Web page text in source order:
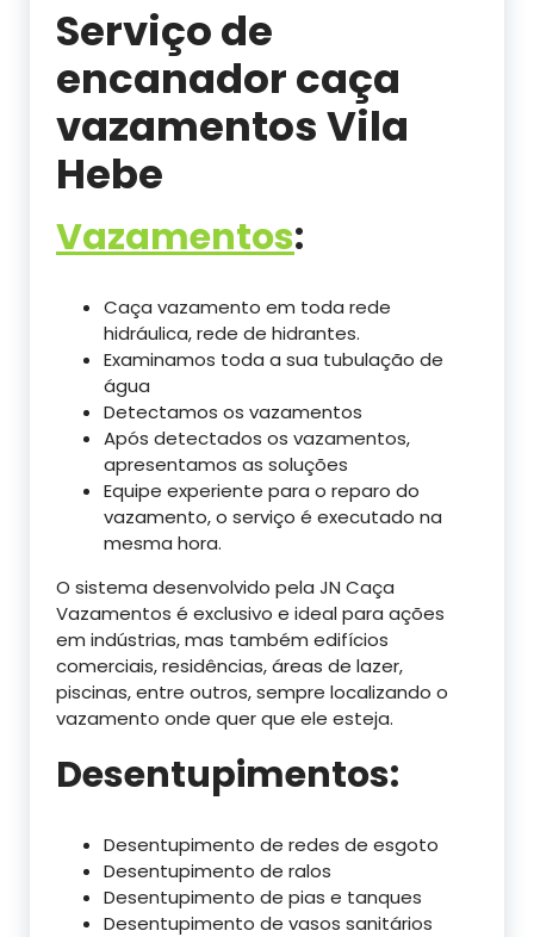
Serviço de
encanador caça
vazamentos Vila
Hebe
Vazamentos:
Caça vazamento em toda rede
hidráulica, rede de hidrantes.
Examinamos toda a sua tubulação de
água
Detectamos os vazamentos
Após detectados os vazamentos,
apresentamos as soluções
Equipe experiente para o reparo do
vazamento, o serviço é executado na
mesma hora.
O sistema desenvolvido pela JN Caça
Vazamentos é exclusivo e ideal para ações
em indústrias, mas também edifícios
comerciais, residências, áreas de lazer,
piscinas, entre outros, sempre localizando o
vazamento onde quer que ele esteja.
Desentupimentos:
Desentupimento de redes de esgoto
Desentupimento de ralos
Desentupimento de pias e tanques
Desentupimento de vasos sanitários